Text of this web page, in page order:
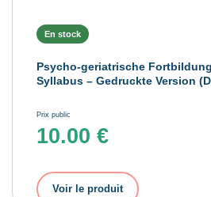
En stock
Psycho-geriatrische
Syllabus – Gedruckte Version
Prix public
10.00 €
Voir le produit